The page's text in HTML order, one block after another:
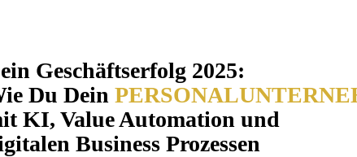
Geschäftserfolg 2025:
Du Dein
KI, Value Automation und
Business Prozessen